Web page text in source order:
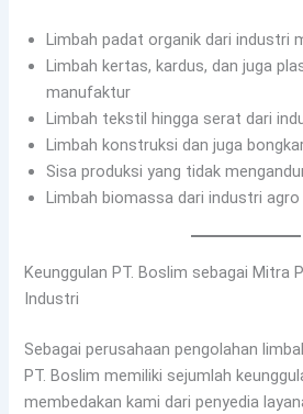
Limbah padat organik dari industri
Limbah kertas, kardus, dan juga
manufaktur
Limbah tekstil hingga serat dari
Limbah konstruksi dan juga
Sisa produksi yang tidak
Limbah biomassa dari industri agro
Keunggulan PT. Boslim sebagai Mitra
Industri
Sebagai perusahaan pengolahan
PT. Boslim memiliki sejumlah
membedakan kami dari penyedia